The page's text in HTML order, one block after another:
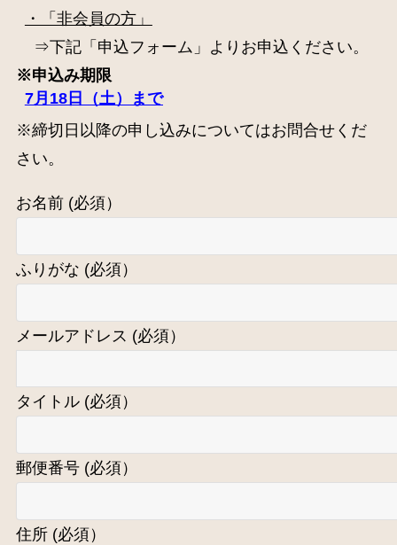
・「非会員の方」
⇒下記「申込フォーム」よりお申込ください。
※申込み期限
7月18日（土）まで
※締切日以降の申し込みについてはお問合せくだ
さい。
お名前 (必須）
ふりがな (必須）
メールアドレス (必須）
タイトル (必須）
郵便番号 (必須）
住所 (必須）